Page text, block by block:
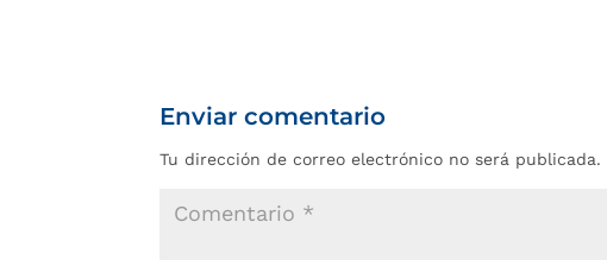
Enviar comentario
Tu dirección de correo electrónico no será publicada.